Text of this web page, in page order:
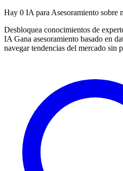
Hay 0 IA para Asesoramiento sobre
Desbloquea conocimientos de
IA Gana asesoramiento basado en
navegar tendencias del mercado sin